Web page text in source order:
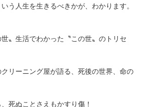
う人生を生きるべきかが、わかります。
〟生活でわかった〝この世〟のトリセ
リーニング屋が語る、死後の世界、命の
死ぬことさえもかすり傷！